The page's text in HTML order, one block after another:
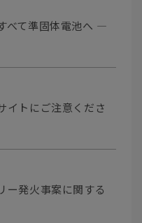
べて準固体電池へ ―
イトにご注意くださ
ー発火事案に関する